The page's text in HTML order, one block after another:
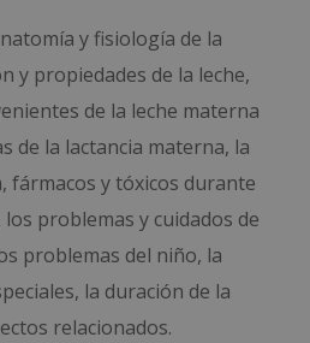
y fisiología de la
y propiedades de la leche,
de la leche materna
de la lactancia materna, la
fármacos y tóxicos durante
problemas y cuidados de
problemas del niño, la
la duración de la
relacionados.